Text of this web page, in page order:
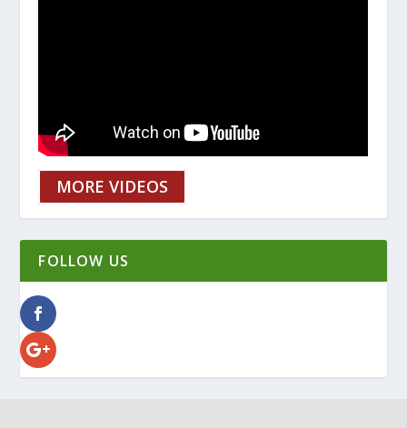
MORE VIDEOS
FOLLOW US